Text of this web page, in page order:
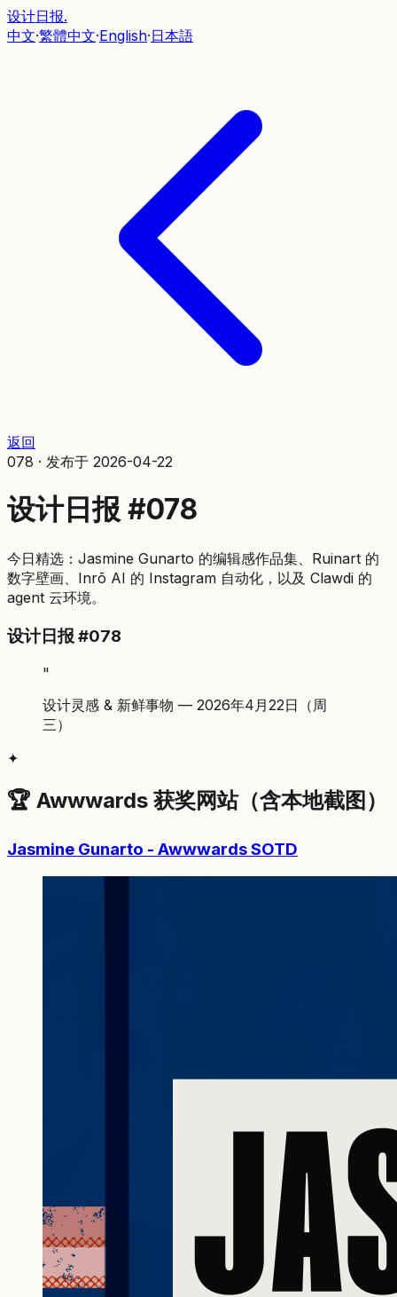
设计日报.
中文·繁體中文·English·日本語
返回
078 · 发布于 2026-04-22
设计日报 #078
今日精选：Jasmine Gunarto 的编辑感作品集、Ruinart 的
数字壁画、Inrō AI 的 Instagram 自动化，以及 Clawdi 的
agent 云环境。
设计日报 #078
"
设计灵感 & 新鲜事物 — 2026年4月22日（周
三）
✦
🏆 Awwwards 获奖网站（含本地截图）
Jasmine Gunarto - Awwwards SOTD